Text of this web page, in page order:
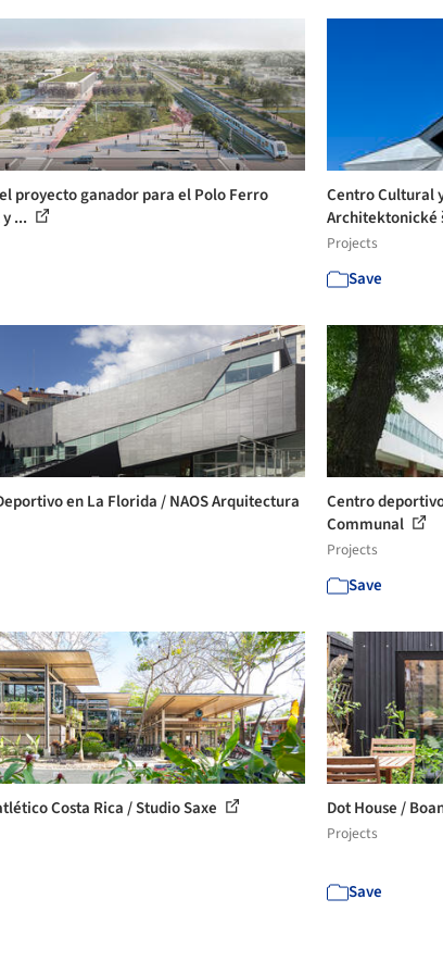
proyecto ganador para el Polo Ferro
...
Centro Cultural
Architektonické
Projects
Save
en La Florida / NAOS Arquitectura
Centro
Communal
Projects
Save
Costa Rica / Studio Saxe Dot House /
Projects
Save